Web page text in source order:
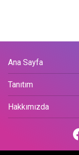
Ana Sayfa
Tanıtım
Hakkımızda